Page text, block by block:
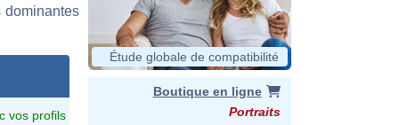
vos profils
Étude globale de compatibilité
Boutique en ligne
Portraits